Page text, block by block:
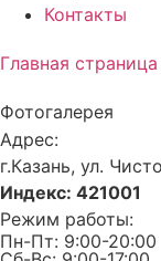
Контакты
Главная страница
Фотогалерея
Адрес:
г.Казань, ул.
Индекс: 421001
Режим работы:
Пн-Пт: 9:00-20:00